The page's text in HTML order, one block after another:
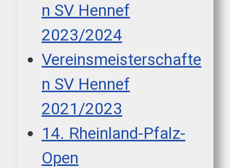
n SV Hennef
2023/2024
Vereinsmeisterschafte
n SV Hennef
2021/2023
14. Rheinland-Pfalz-
Open